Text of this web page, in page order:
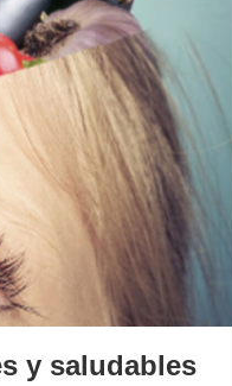
y saludables